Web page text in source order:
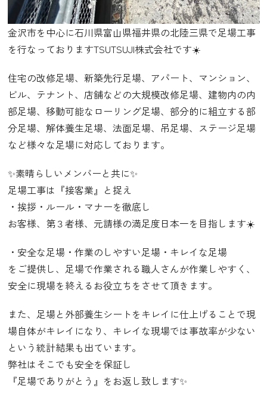
金沢市を中心に石川県富山県福井県の北陸三県で足場工事
を行なっておりますTSUTSUJI株式会社です☀️
住宅の改修足場、新築先行足場、アパート、マンション、
ビル、テナント、店舗などの大規模改修足場、建物内の内
部足場、移動可能なローリング足場、部分的に組立する部
分足場、解体養生足場、法面足場、吊足場、ステージ足場
など様々な足場に対応しております。
✨素晴らしいメンバーと共に✨
足場工事は『接客業』と捉え
・挨拶・ルール・マナーを徹底し
お客様、第３者様、元請様の満足度日本一を目指します☀️
・安全な足場・作業のしやすい足場・キレイな足場
をご提供し、足場で作業される職人さんが作業しやすく、
安全に現場を終えるお役立ちをさせて頂きます。
また、足場と外部養生シートをキレイに仕上げることで現
場自体がキレイになり、キレイな現場では事故率が少ない
という統計結果も出ています。
弊社はそこでも安全を保証し
『足場でありがとう』をお返し致します✨